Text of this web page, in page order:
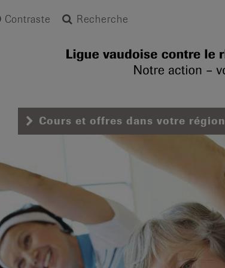
Contraste Recherche
Cours et offres dans votre région